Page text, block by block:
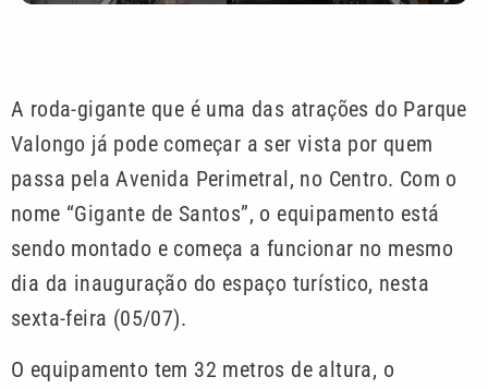
A roda-gigante que é uma das atrações do Parque
Valongo já pode começar a ser vista por quem
passa pela Avenida Perimetral, no Centro. Com o
nome “Gigante de Santos”, o equipamento está
sendo montado e começa a funcionar no mesmo
dia da inauguração do espaço turístico, nesta
sexta-feira (05/07).
O equipamento tem 32 metros de altura, o